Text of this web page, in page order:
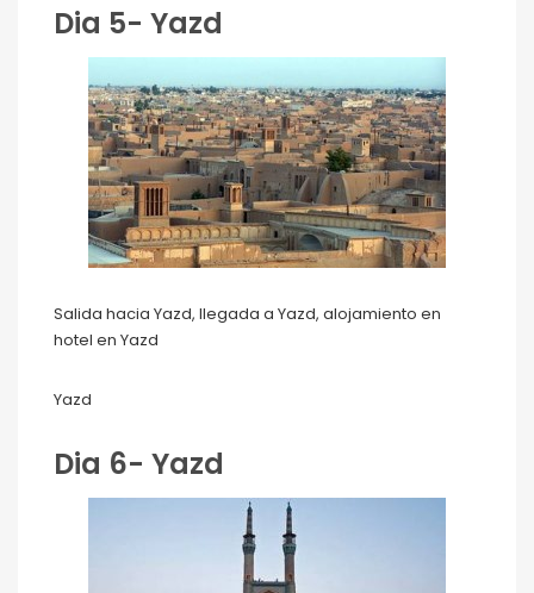
Dia 5- Yazd
Salida hacia Yazd, llegada a Yazd, alojamiento en
hotel en Yazd
Yazd
Dia 6- Yazd